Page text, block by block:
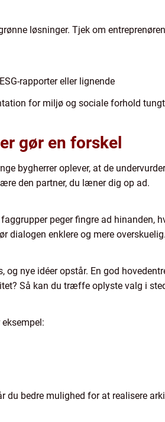
løsninger. Tjek om
rapporter eller lignende
for miljø og sociale forhold
gør en forskel
bygherrer oplever, at de
den partner, du læner dig op ad.
peger fingre ad hinanden,
dialogen enklere og mere overskuelig.
nye idéer opstår. En god
Så kan du træffe oplyste valg i
du bedre mulighed for at realisere